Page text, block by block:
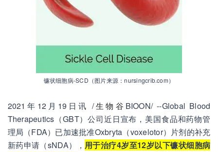
镰状细胞病-SCD（图片来源：nursingcrib.com）
2021年12月19日讯 /生物谷 BIOON/ --Global Blood
Therapeutics（GBT）公司近日宣布，美国食品和药物管
理局（FDA）已加速批准Oxbryta（voxelotor）片剂的补充
新药申请（sNDA）， 用于治疗4岁至12岁以下镰状细胞病